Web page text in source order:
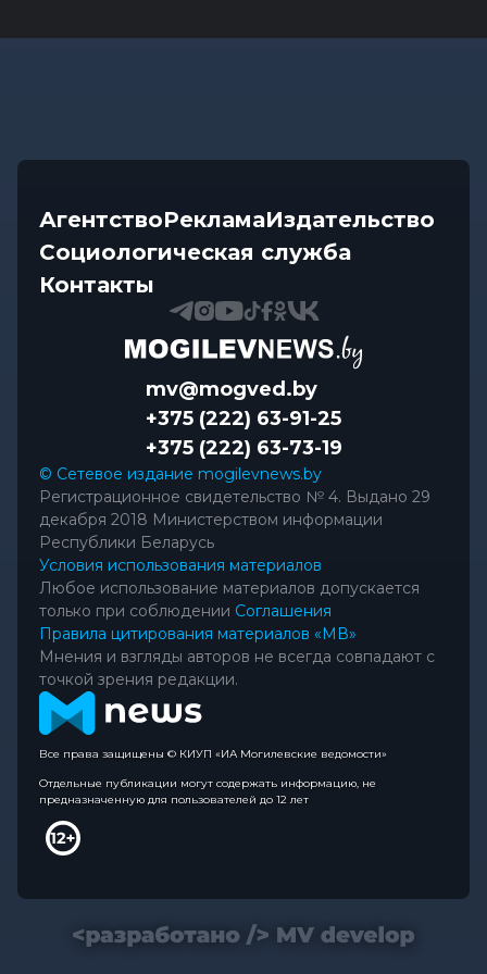
АгентствоРекламаИздательство
Социологическая служба
Контакты
mv@mogved.by
+375 (222) 63-91-25
+375 (222) 63-73-19
© Сетевое издание mogilevnews.by
Регистрационное свидетельство № 4. Выдано 29
декабря 2018 Министерством информации
Республики Беларусь
Условия использования материалов
Любое использование материалов допускается
только при соблюдении Соглашения
Правила цитирования материалов «МВ»
Мнения и взгляды авторов не всегда совпадают с
точкой зрения редакции.
Все права защищены © КИУП «ИА Могилевские ведомости»
Отдельные публикации могут содержать информацию, не
предназначенную для пользователей до 12 лет